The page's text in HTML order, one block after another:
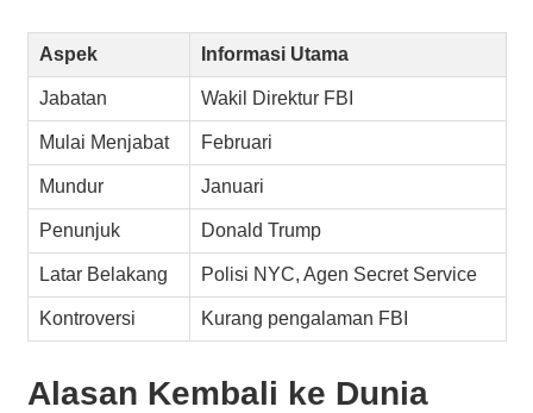
Aspek Informasi Utama
Jabatan Wakil Direktur FBI
Mulai Menjabat Februari
Mundur Januari
Penunjuk Donald Trump
Latar Belakang Polisi NYC, Agen Secret Service
Kontroversi Kurang pengalaman FBI
Alasan Kembali ke Dunia